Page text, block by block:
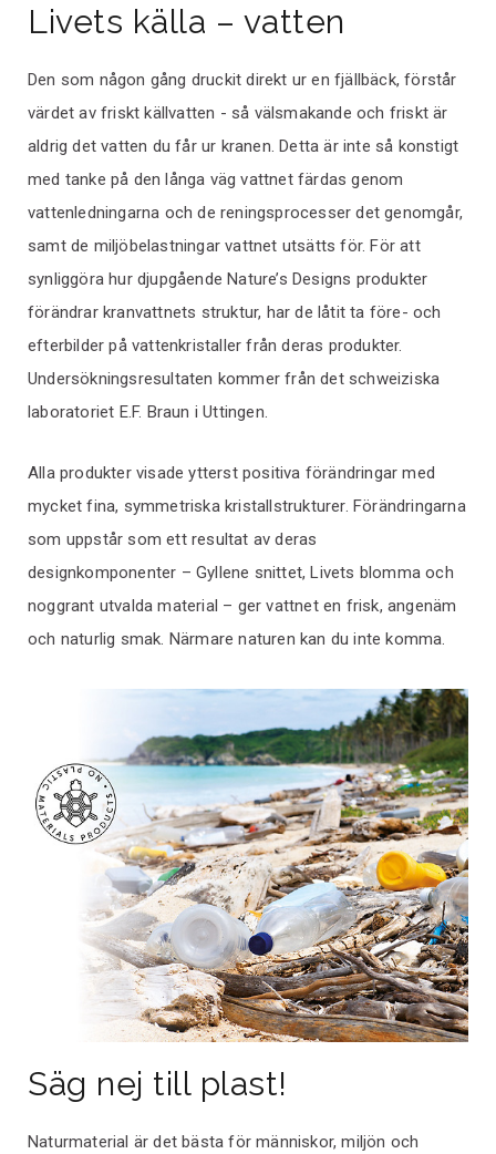
Livets källa – vatten
Den som någon gång druckit direkt ur en fjällbäck, förstår
värdet av friskt källvatten - så välsmakande och friskt är
aldrig det vatten du får ur kranen. Detta är inte så konstigt
med tanke på den långa väg vattnet färdas genom
vattenledningarna och de reningsprocesser det genomgår,
samt de miljöbelastningar vattnet utsätts för. För att
synliggöra hur djupgående Nature’s Designs produkter
förändrar kranvattnets struktur, har de låtit ta före- och
efterbilder på vattenkristaller från deras produkter.
Undersökningsresultaten kommer från det schweiziska
laboratoriet E.F. Braun i Uttingen.
Alla produkter visade ytterst positiva förändringar med
mycket fina, symmetriska kristallstrukturer. Förändringarna
som uppstår som ett resultat av deras
designkomponenter – Gyllene snittet, Livets blomma och
noggrant utvalda material – ger vattnet en frisk, angenäm
och naturlig smak. Närmare naturen kan du inte komma.
Säg nej till plast!
Naturmaterial är det bästa för människor, miljön och